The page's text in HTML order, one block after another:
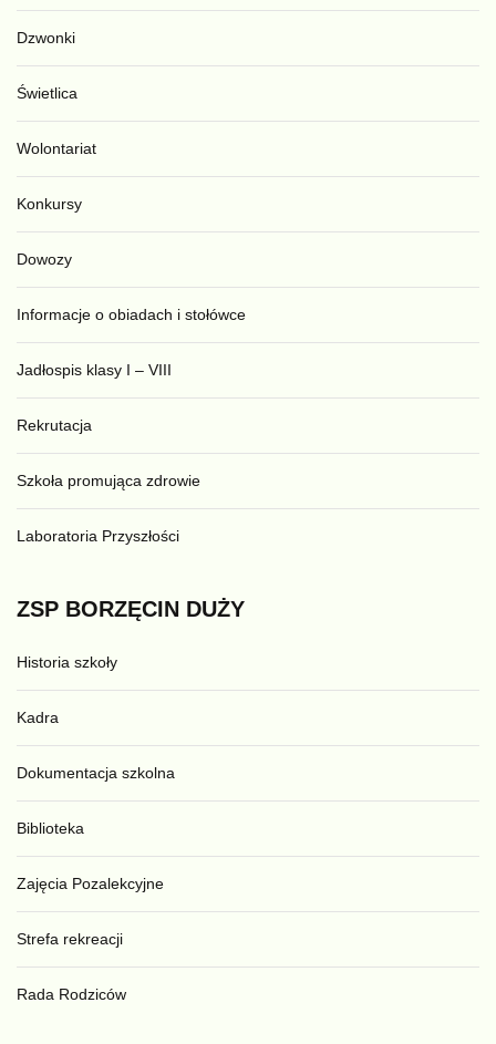
Dzwonki
Świetlica
Wolontariat
Konkursy
Dowozy
Informacje o obiadach i stołówce
Jadłospis klasy I – VIII
Rekrutacja
Szkoła promująca zdrowie
Laboratoria Przyszłości
ZSP BORZĘCIN DUŻY
Historia szkoły
Kadra
Dokumentacja szkolna
Biblioteka
Zajęcia Pozalekcyjne
Strefa rekreacji
Rada Rodziców